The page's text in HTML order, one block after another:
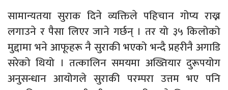
सामान्यतया सुराक दिने व्यक्तिले पहिचान गोप्य राख्न
लगाउने र पैसा लिएर जाने गर्छन् । तर यो ३५ किलोको
मुद्दामा भने आफूहरू नै सुराकी भएको भन्दै प्रहरीनै अगाडि
सरेको थियो । तत्कालिन समयमा अख्तियार दुरूपयोग
अनुसन्धान आयोगले सुराकी परम्परा उत्तम भए पनि